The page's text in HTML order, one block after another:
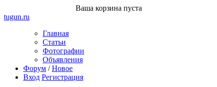
Ваша корзина пуста
tugun.ru
Главная
Статьи
Фотографии
Объявления
Форум /Новое
Вход Регистрация